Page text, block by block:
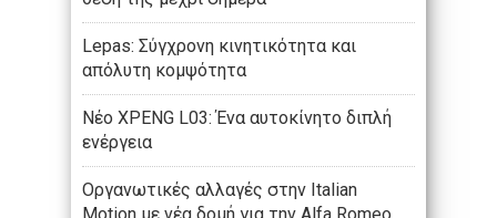
Lepas: Σύγχρονη κινητικότητα και
απόλυτη κομψότητα
Νέο XPENG L03: Ένα αυτοκίνητο διπλή
ενέργεια
Οργανωτικές αλλαγές στην Italian